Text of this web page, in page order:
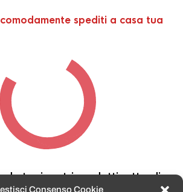
Consenso Cookie
spediti a casa tua
tra i nostri prodotti, attendi
qualche secondo…